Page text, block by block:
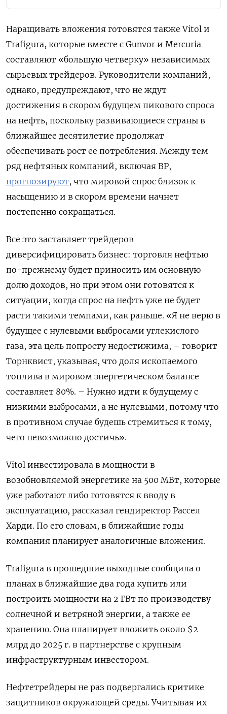
Наращивать вложения готовятся такжеVitol и
Trafigura, которые вместе с Gunvor и Mercuria
составляют «большую четверку» независимых
сырьевых трейдеров. Руководители компаний,
однако, предупреждают, что не ждут
достижения в скором будущем пикового спроса
на нефть, поскольку развивающиеся страны в
ближайшее десятилетие продолжат
обеспечивать рост ее потребления. Между тем
ряд нефтяных компаний, включая BP,
прогнозируют, что мировой спрос близок к
насыщению и в скором времени начнет
постепенно сокращаться.
Все это заставляет трейдеров
диверсифицировать бизнес: торговля нефтью
по-прежнему будет приносить им основную
долю доходов, но при этом они готовятся к
ситуации, когда спрос на нефть уже не будет
расти такими темпами, как раньше. «Я не верю в
будущее с нулевыми выбросами углекислого
газа, эта цель попросту недостижима, – говорит
Торнквист, указывая, что доля ископаемого
топлива в мировом энергетическом балансе
составляет 80%. – Нужно идти к будущему с
низкими выбросами, а не нулевыми, потому что
в противном случае будешь стремиться к тому,
чего невозможно достичь».
Vitol инвестировала в мощности в
возобновляемой энергетике на 500 МВт, которые
уже работают либо готовятся к вводу в
эксплуатацию, рассказал гендиректор Рассел
Харди. По его словам, в ближайшие годы
компания планирует аналогичные вложения.
Trafigura в прошедшие выходные сообщила о
планах в ближайшие два года купить или
построить мощности на 2 ГВт по производству
солнечной и ветряной энергии, а также ее
хранению. Она планирует вложить около $2
млрд до 2025 г. в партнерстве с крупным
инфраструктурным инвестором.
Нефтетрейдеры не раз подвергались критике
защитников окружающей среды. Учитывая их